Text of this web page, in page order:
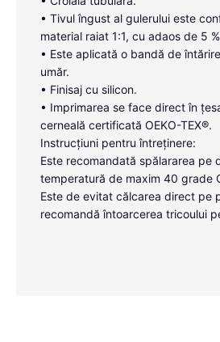
• Tivul îngust al gulerului este
material raiat 1:1, cu adaos de 5
• Este aplicată o bandă de
umăr.
• Finisaj cu silicon.
• Imprimarea se face direct în
cerneală certificată OEKO-TEX®.
Instrucțiuni pentru întreținere:
Este recomandată spălararea pe
temperatură de maxim 40 grade
Este de evitat călcarea direct pe
recomandă întoarcerea tricoului